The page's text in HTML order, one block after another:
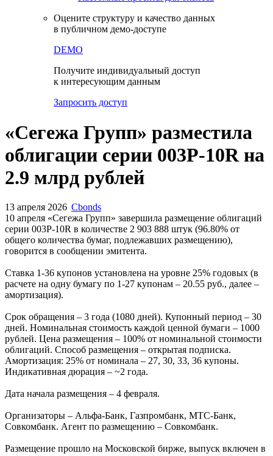
Готовые модули интеграции
Документация
в публичном демо-доступе
Запросить доступ
«Сегежа Групп» разместила
2.9 млрд рублей
13 апреля 2026 Cbonds
серии 003P-10R в количестве 2 903 888 штук (96.80% от
общего количества бумаг, подлежавших размещению),
говорится в сообщении эмитента.
Ставка 1-36 купонов установлена на уровне 25% годовых (в
расчете на одну бумагу по 1-27 купонам – 20.55 руб., далее –
амортизация).
Срок обращения – 3 года (1080 дней). Купонный период – 30
дней. Номинальная стоимость каждой ценной бумаги – 1000
облигаций. Способ размещения – открытая подписка.
Индикативная дюрация – ~2 года.